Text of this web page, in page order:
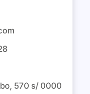
570 s/ 0000